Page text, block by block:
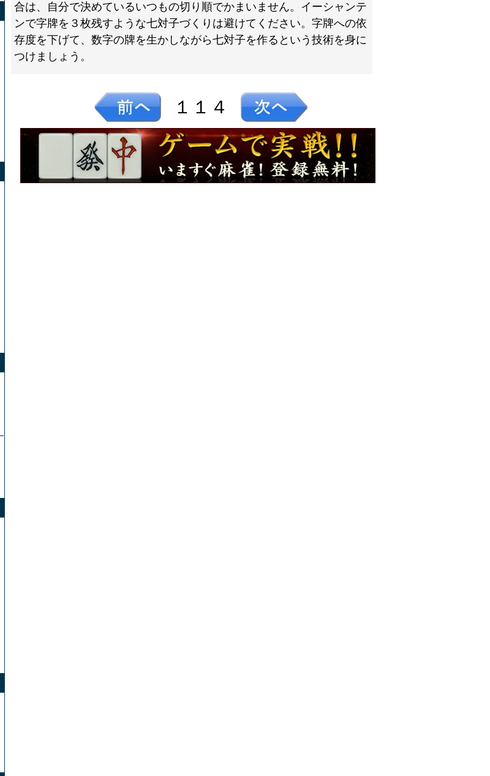
合は、自分で決めているいつもの切り順でかまいません。イーシャンテ
ンで字牌を３枚残すような七対子づくりは避けてください。字牌への依
存度を下げて、数字の牌を生かしながら七対子を作るという技術を身に
つけましょう。
１１４